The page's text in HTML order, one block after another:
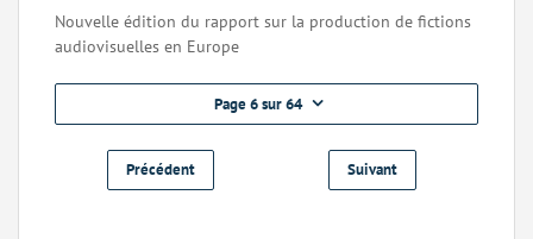
Nouvelle édition du rapport sur la production de fictions
audiovisuelles en Europe
Page 6 sur 64
Précédent Suivant